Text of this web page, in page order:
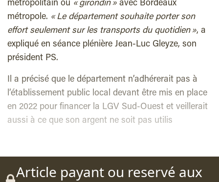
métropolitain ou « girondin » avec Bordeaux
métropole. « Le département souhaite porter son
effort seulement sur les transports du quotidien », a
expliqué en séance plénière Jean-Luc Gleyze, son
président PS.
Il a précisé que le département n’adhérerait pas à
l’établissement public local devant être mis en place
en 2022 pour financer la LGV Sud-Ouest et veillerait
aussi à ce que son argent ne soit pas utilis
Article payant ou reservé aux